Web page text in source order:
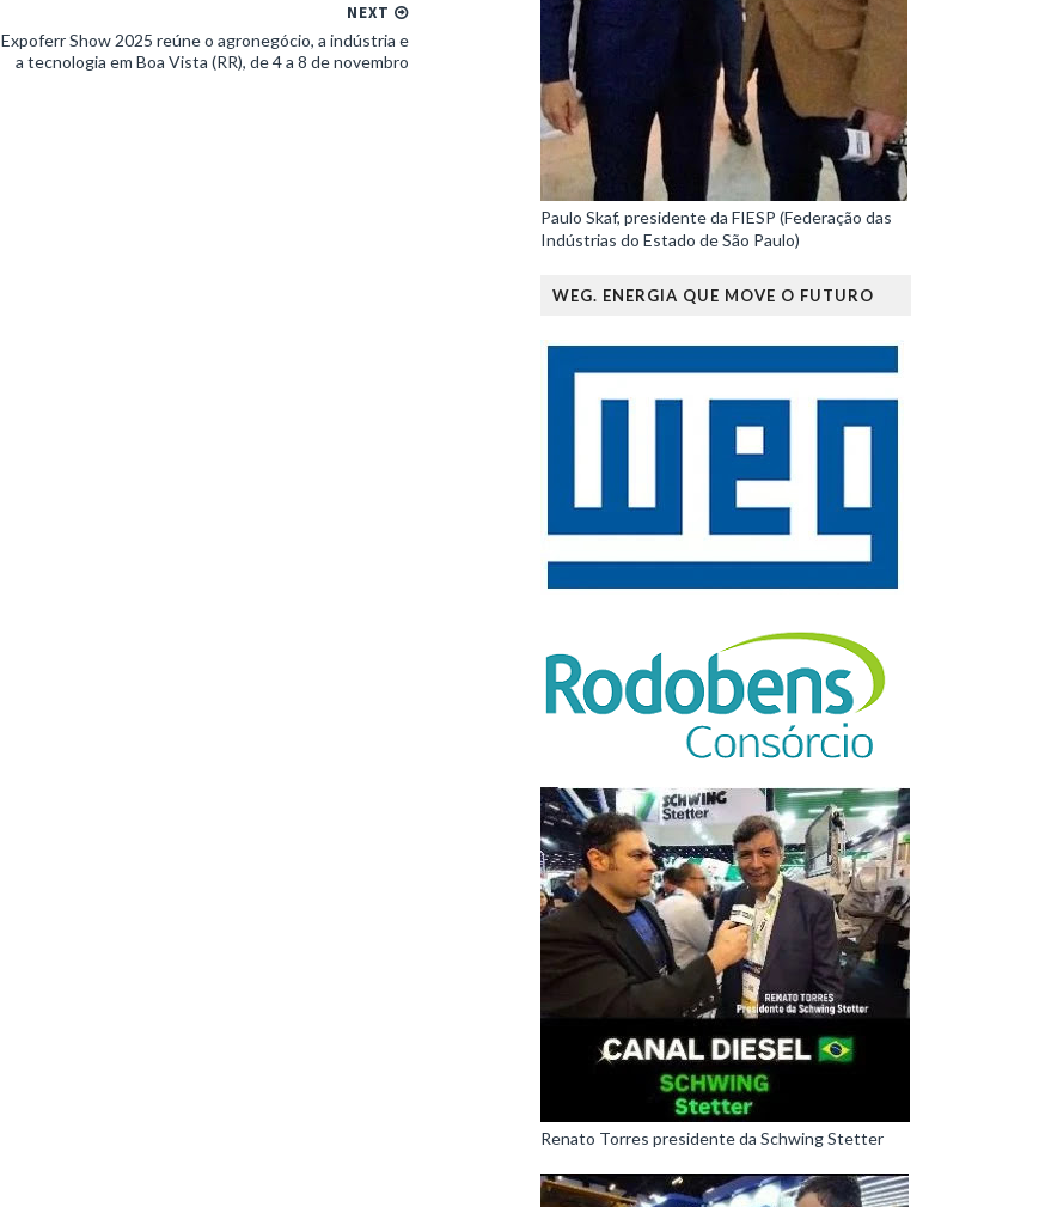
NEXT
Expoferr Show 2025 reúne o agronegócio, a indústria e
a tecnologia em Boa Vista (RR), de 4 a 8 de novembro
Paulo Skaf, presidente da FIESP (Federação das
Indústrias do Estado de São Paulo)
WEG. ENERGIA QUE MOVE O FUTURO
Renato Torres presidente da Schwing Stetter